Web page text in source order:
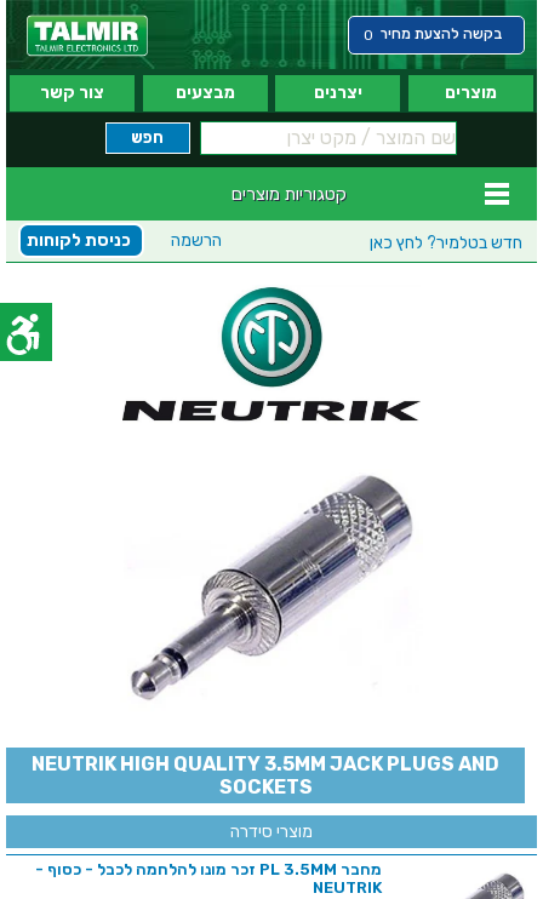
בקשה להצעת מחיר 0
מוצרים יצרנים מבצעים צור קשר
קטגוריות מוצרים
חדש בטלמיר? לחץ כאן כניסת לקוחות הרשמה
NEUTRIK HIGH QUALITY 3.5MM JACK PLUGS AND
SOCKETS
מוצרי סידרה
מחבר PL 3.5MM זכר מונו להלחמה לכבל - כסוף -
NEUTRIK